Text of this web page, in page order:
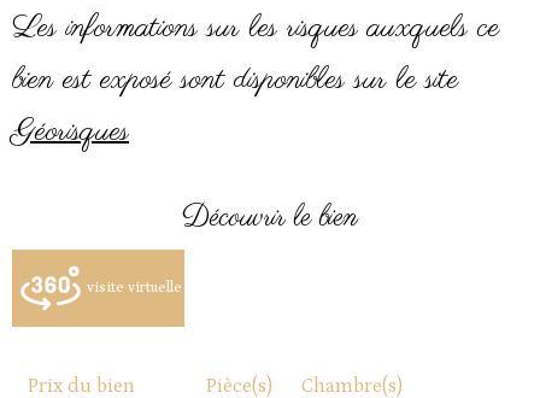
Les informations sur les risques auxquels ce
bien est exposé sont disponibles sur le site
Géorisques
découvrir le bien
visite virtuelle
Prix du bien Pièce(s) Chambre(s)